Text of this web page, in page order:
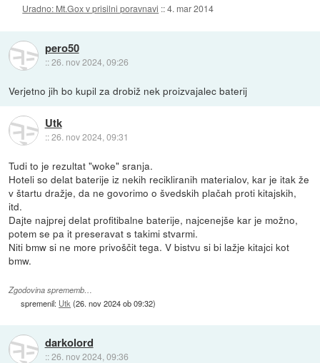
Uradno: Mt.Gox v prisilni poravnavi ::4. mar 2014
pero50
::26. nov 2024, 09:26
Verjetno jih bo kupil za drobiž nek proizvajalec baterij
Utk
::26. nov 2024, 09:31
Tudi to je rezultat "woke" sranja.
Hoteli so delat baterije iz nekih recikliranih materialov, kar je itak že
v štartu dražje, da ne govorimo o švedskih plačah proti kitajskih,
itd.
Dajte najprej delat profitibalne baterije, najcenejše kar je možno,
potem se pa it preseravat s takimi stvarmi.
Niti bmw si ne more privoščit tega. V bistvu si bi lažje kitajci kot
bmw.
Zgodovina sprememb…
spremenil: Utk(26. nov 2024 ob 09:32)
darkolord
::26. nov 2024, 09:36